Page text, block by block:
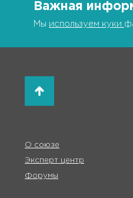
Важная
Мы используем куки
О союзе
Эксперт центр
Форумы